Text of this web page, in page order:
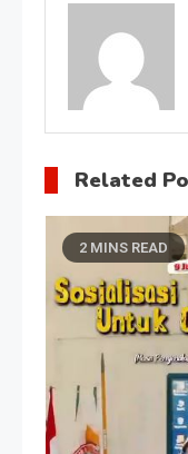
Related
2 MINS READ